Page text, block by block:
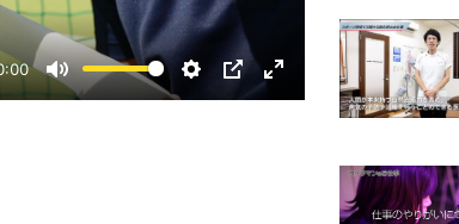
Mute Settings
PIP
fullscreen